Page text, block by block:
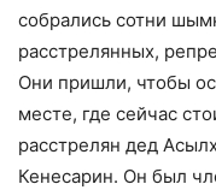
собрались сотни
расстрелянных,
Они пришли, чтобы
месте, где сейчас
расстрелян дед
Кенесарин. Он был